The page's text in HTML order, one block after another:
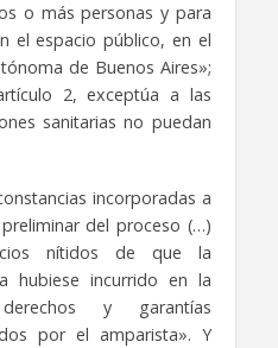
o más personas y para
el espacio público, en el
de Buenos Aires»;
2, exceptúa a las
sanitarias no puedan
incorporadas a
del proceso (…)
nítidos de que la
hubiese incurrido en la
y garantías
por el amparista». Y